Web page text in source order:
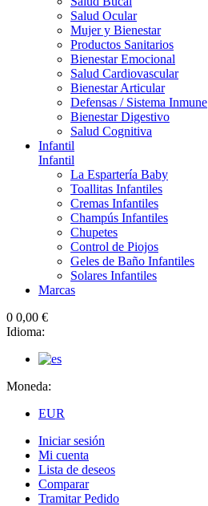
Salud Ocular
Mujer y Bienestar
Productos Sanitarios
Bienestar Emocional
Salud Cardiovascular
Bienestar Articular
Defensas / Sistema Inmune
Bienestar Digestivo
Salud Cognitiva
Infantil
Infantil
La Espartería Baby
Toallitas Infantiles
Cremas Infantiles
Champús Infantiles
Chupetes
Control de Piojos
Geles de Baño Infantiles
Solares Infantiles
Marcas
0 0,00 €
Idioma:
Moneda:
EUR
Iniciar sesión
Mi cuenta
Lista de deseos
Comparar
Tramitar Pedido